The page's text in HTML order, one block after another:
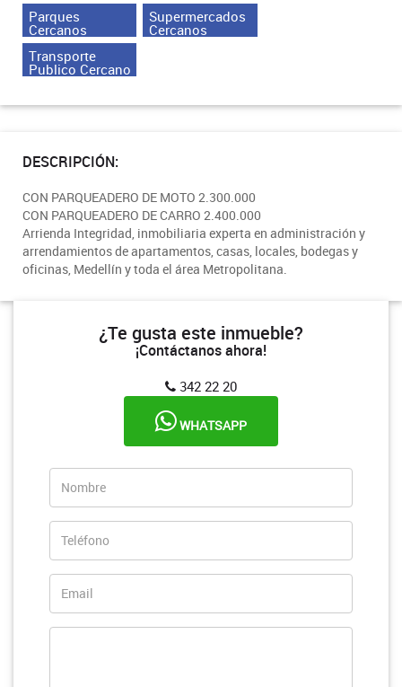
Parques
Cercanos
Supermercados
Cercanos
Transporte
Publico Cercano
DESCRIPCIÓN:
CON PARQUEADERO DE MOTO 2.300.000
CON PARQUEADERO DE CARRO 2.400.000
Arrienda Integridad, inmobiliaria experta en administración y
arrendamientos de apartamentos, casas, locales, bodegas y
oficinas, Medellín y toda el área Metropolitana.
¿Te gusta este inmueble?
¡Contáctanos ahora!
342 22 20
WHATSAPP